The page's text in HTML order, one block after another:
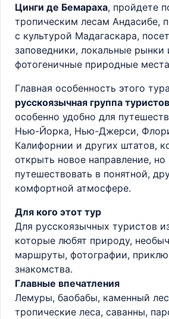
Цинги де Бемараха, пройдете
тропическим лесам Андасибе,
с культурой Мадагаскара,
заповедники, локальные
фотогеничные природные
Главная особенность этого
русскоязычная группа
особенно удобно для
Нью-Йорка, Нью-Джерси,
Калифорнии и других штатов,
открыть новое направление,
путешествовать в понятной,
комфортной атмосфере.
Для кого этот тур
Для русскоязычных туристов
которые любят природу,
маршруты, фотографии,
знакомства.
Главные впечатления
Лемуры, баобабы, каменный
тропические леса, саванны,